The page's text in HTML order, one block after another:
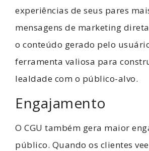
experiências de seus pares
mensagens de marketing
o conteúdo gerado pelo
ferramenta valiosa para
lealdade com o público-alvo.
Engajamento
O CGU também gera maior
público. Quando os clientes